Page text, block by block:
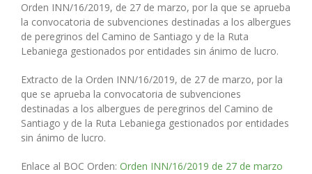
Orden INN/16/2019, de 27 de marzo, por la que se aprueba
la convocatoria de subvenciones destinadas a los albergues
de peregrinos del Camino de Santiago y de la Ruta
Lebaniega gestionados por entidades sin ánimo de lucro.
Extracto de la Orden INN/16/2019, de 27 de marzo, por la
que se aprueba la convocatoria de subvenciones
destinadas a los albergues de peregrinos del Camino de
Santiago y de la Ruta Lebaniega gestionados por entidades
sin ánimo de lucro.
Enlace al BOC Orden: Orden INN/16/2019 de 27 de marzo